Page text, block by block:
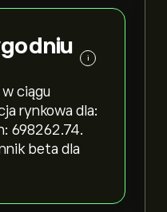
i
ciągu
rynkowa dla:
698262.74.
beta dla